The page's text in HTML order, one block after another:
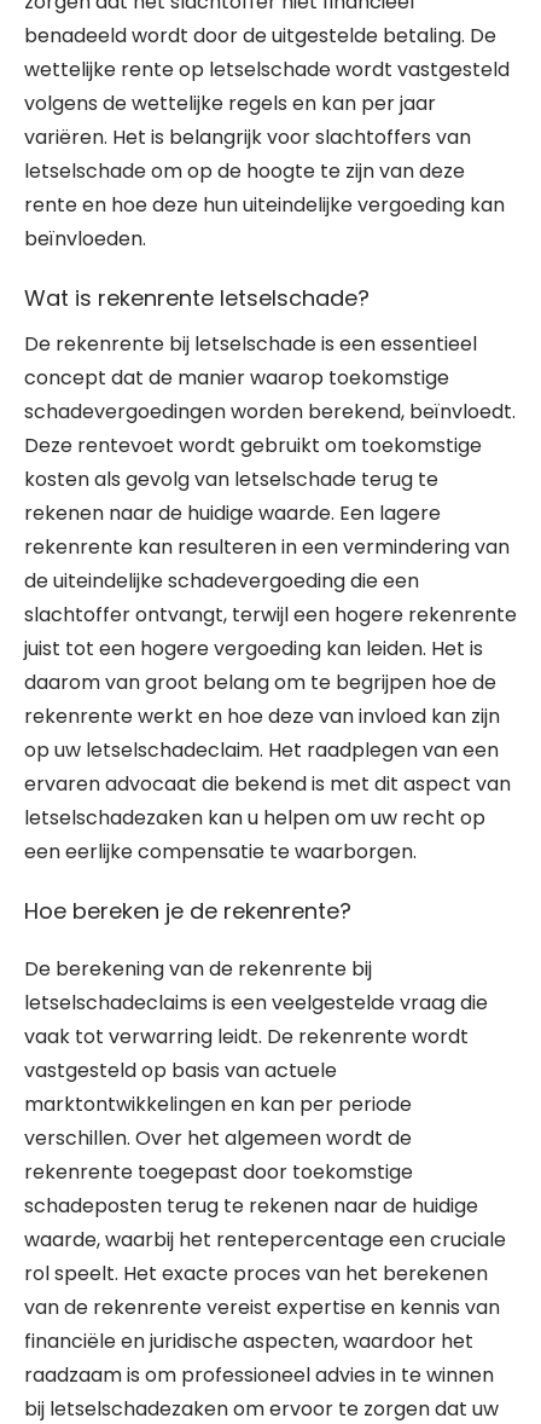
benadeeld wordt door de uitgestelde betaling. De
wettelijke rente op letselschade wordt vastgesteld
volgens de wettelijke regels en kan per jaar
variëren. Het is belangrijk voor slachtoffers van
letselschade om op de hoogte te zijn van deze
rente en hoe deze hun uiteindelijke vergoeding kan
beïnvloeden.
Wat is rekenrente letselschade?
De rekenrente bij letselschade is een essentieel
concept dat de manier waarop toekomstige
schadevergoedingen worden berekend, beïnvloedt.
Deze rentevoet wordt gebruikt om toekomstige
kosten als gevolg van letselschade terug te
rekenen naar de huidige waarde. Een lagere
rekenrente kan resulteren in een vermindering van
de uiteindelijke schadevergoeding die een
slachtoffer ontvangt, terwijl een hogere rekenrente
juist tot een hogere vergoeding kan leiden. Het is
daarom van groot belang om te begrijpen hoe de
rekenrente werkt en hoe deze van invloed kan zijn
op uw letselschadeclaim. Het raadplegen van een
ervaren advocaat die bekend is met dit aspect van
letselschadezaken kan u helpen om uw recht op
een eerlijke compensatie te waarborgen.
Hoe bereken je de rekenrente?
De berekening van de rekenrente bij
letselschadeclaims is een veelgestelde vraag die
vaak tot verwarring leidt. De rekenrente wordt
vastgesteld op basis van actuele
marktontwikkelingen en kan per periode
verschillen. Over het algemeen wordt de
rekenrente toegepast door toekomstige
schadeposten terug te rekenen naar de huidige
waarde, waarbij het rentepercentage een cruciale
rol speelt. Het exacte proces van het berekenen
van de rekenrente vereist expertise en kennis van
financiële en juridische aspecten, waardoor het
raadzaam is om professioneel advies in te winnen
bij letselschadezaken om ervoor te zorgen dat uw